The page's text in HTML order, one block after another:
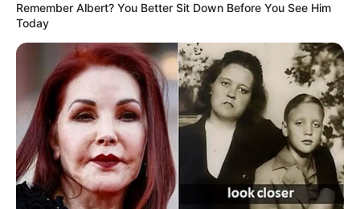
8 Kata Lucu Seputar Malam
Minggu ala Jomblo yang Bikin
Ngenes
Remember Albert? You Better Sit Down Before You See Him
Today